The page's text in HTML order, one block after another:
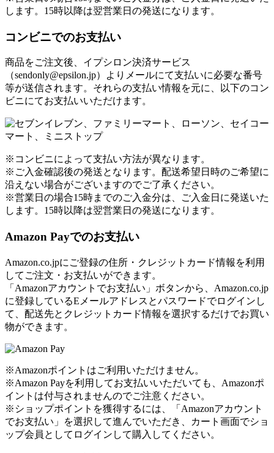
します。15時以降は翌営業日の発送になります。
コンビニでのお支払い
商品をご注文後、イプシロン決済サービス
（sendonly@epsilon.jp）よりメールにて支払いに必要な番号
等が送信されます。それらの支払い情報を元に、以下のコン
ビニにてお支払いいただけます。
※コンビニによって支払い方法が異なります。
※ご入金確認後の発送となります。配送希望日時のご希望に
沿えない場合がございますのでご了承ください。
※営業日の場合15時までのご入金分は、ご入金日に発送いた
します。15時以降は翌営業日の発送になります。
Amazon Payでのお支払い
Amazon.co.jpにご登録の住所・クレジットカード情報を利用
してご注文・お支払いができます。
「Amazonアカウントでお支払い」ボタンから、Amazon.co.jp
に登録しているEメールアドレスとパスワードでログインし
て、配送先とクレジットカード情報を選択するだけでお買い
物ができます。
※Amazonポイントはご利用いただけません。
※Amazon Payを利用してお支払いいただいても、Amazonポ
イントは付与されませんのでご注意ください。
※ショップポイントを獲得するには、「Amazonアカウント
でお支払い」を選択して進んでいただき、カート画面でショ
ップ会員としてログインして購入してください。